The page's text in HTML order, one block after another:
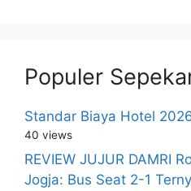
Populer
Standar Biaya Hotel
40 views
REVIEW JUJUR DAMRI
Jogja: Bus Seat 2-1